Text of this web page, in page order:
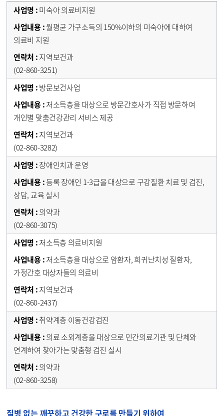
미숙아 의료비지원
월평균 가구소득의 150%이하의 미숙아에 대하여
의료비 지원
지역보건과
(02-860-3251)
방문보건사업
저소득층을 대상으로 방문간호사가 직접 방문하여
개인별 맞춤건강관리 서비스 제공
지역보건과
(02-860-3282)
장애인치과 운영
등록 장애인 1-3급을 대상으로 구강질환 치료 및 검진,
상담, 교육 실시
의약과
(02-860-3075)
저소득층 의료비지원
저소득층을 대상으로 암환자, 희귀난치성 질환자,
가정간호 대상자들의 의료비
지역보건과
(02-860-2437)
취약계층 이동건강검진
의료 소외계층을 대상으로 민간의료기관 및 단체와
연계하여 찾아가는 맞춤형 검진 실시
의약과
(02-860-3258)
질병 없는 깨끗하고 건강한 구로를 만들기 위하여